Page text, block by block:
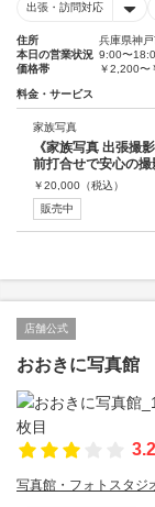
出張・訪問対応
住所
兵庫県神
本日の営業状況 9:00〜
価格帯
￥2,200〜
料金・サービス
家族写真
《家族写真 出張撮
前打合せで安心の撮
￥20,000 （税込）
販売中
店舗公式
おおきに写真館
写真館・フォトスタジ